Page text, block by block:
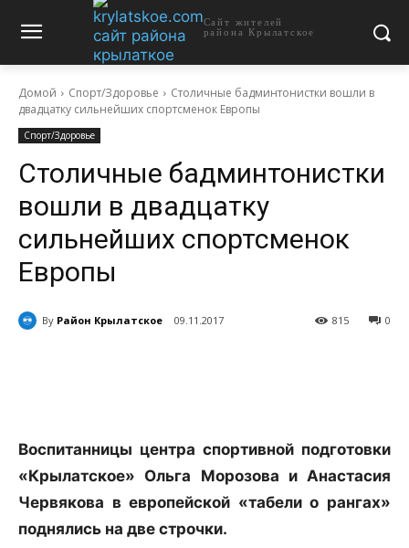
Сайт жителей
района Крылатское
Домой Спорт/Здоровье
Столичные бадминтонистки вошли в
двадцатку сильнейших спортсменок Европы
Спорт/Здоровье
Столичные бадминтонистки
вошли в двадцатку
сильнейших спортсменок
Европы
By Район Крылатское 09.11.2017 0
815
Воспитанницы центра спортивной подготовки
«Крылатское» Ольга Морозова и Анастасия
Червякова в европейской «табели о рангах»
поднялись на две строчки.